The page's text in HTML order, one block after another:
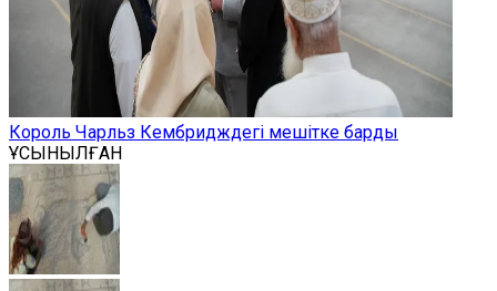
Король Чарльз Кембридждегі мешітке барды
ҰСЫНЫЛҒАН